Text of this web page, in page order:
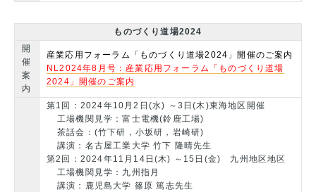
ものづくり道場2024
開
催
案
内
産業応用フォーラム「ものづくり道場2024」開催のご案内
NL2024年8月号：産業応用フォーラム「ものづくり道場
2024」開催のご案内
第1回：2024年10月2日(水) ～3日(木)東海地区開催
工場機関見学：富士電機(鈴鹿工場)
茶話会：(竹下研，小坂研，岩崎研)
講演：名古屋工業大学 竹下 隆晴先生
第2回：2024年11月14日(木) ～15日(金) 九州地区地区
工場機関見学：九州指月
講演：鹿児島大学 篠原 篤志先生